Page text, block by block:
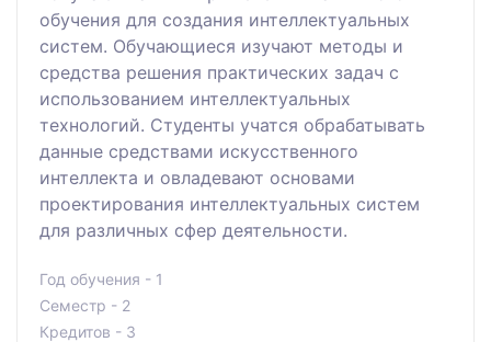
обучения для создания интеллектуальных
систем. Обучающиеся изучают методы и
средства решения практических задач с
использованием интеллектуальных
технологий. Студенты учатся обрабатывать
данные средствами искусственного
интеллекта и овладевают основами
проектирования интеллектуальных систем
для различных сфер деятельности.
Год обучения - 1
Семестр - 2
Кредитов - 3